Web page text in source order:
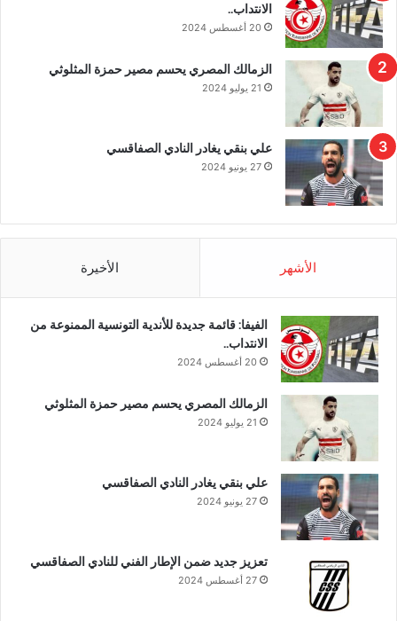
الانتداب..
20 أغسطس 2024
الزمالك المصري يحسم مصير حمزة المثلوثي
21 يوليو 2024
علي بنقي يغادر النادي الصفاقسي
27 يونيو 2024
الأشهر الأخيرة
الفيفا: قائمة جديدة للأندية التونسية الممنوعة من
الانتداب..
20 أغسطس 2024
الزمالك المصري يحسم مصير حمزة المثلوثي
21 يوليو 2024
علي بنقي يغادر النادي الصفاقسي
27 يونيو 2024
تعزيز جديد ضمن الإطار الفني للنادي الصفاقسي
27 أغسطس 2024